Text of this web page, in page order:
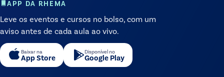
APP DA RHEMA
Leve os eventos e cursos no bolso, com um
aviso antes de cada aula ao vivo.
Baixar na
App Store
Disponível no
Google Play